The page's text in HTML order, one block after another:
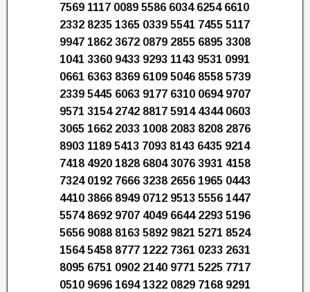
7569 1117 0089 5586 6034 6254 6610
2332 8235 1365 0339 5541 7455 5117
9947 1862 3672 0879 2855 6895 3308
1041 3360 9433 9293 1143 9531 0991
0661 6363 8369 6109 5046 8558 5739
2339 5445 6063 9177 6310 0694 9707
9571 3154 2742 8817 5914 4344 0603
3065 1662 2033 1008 2083 8208 2876
8903 1189 5413 7093 8143 6435 9214
7418 4920 1828 6804 3076 3931 4158
7324 0192 7666 3238 2656 1965 0443
4410 3866 8949 0712 9513 5556 1447
5574 8692 9707 4049 6644 2293 5196
5656 9088 8163 5892 9821 5271 8524
1564 5458 8777 1222 7361 0233 2631
8095 6751 0902 2140 9771 5225 7717
0510 9696 1694 1322 0829 7168 9291